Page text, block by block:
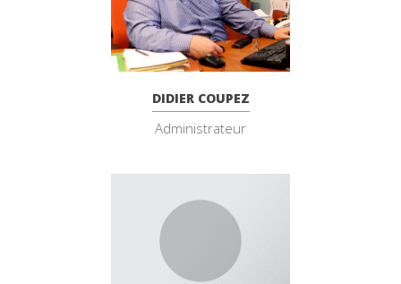
DIDIER COUPEZ
Administrateur